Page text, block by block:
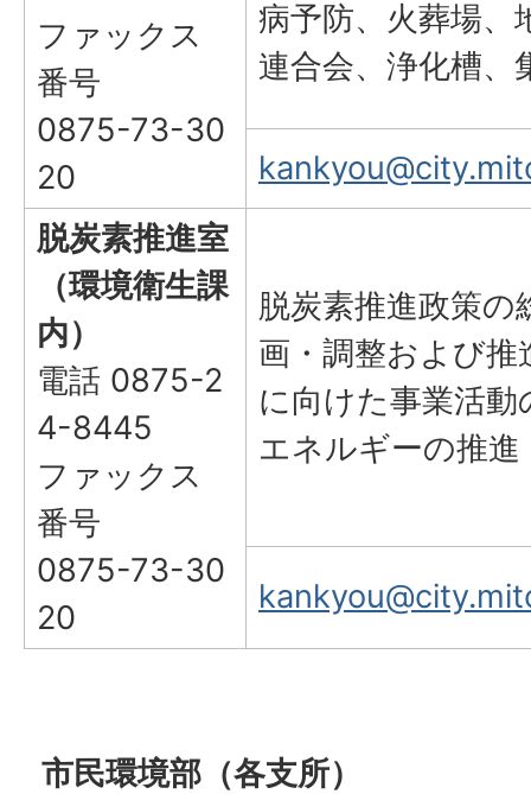
ファックス
番号
0875-73-30
20
病予防、火葬場、
連合会、浄化槽、
脱炭素推進室
（環境衛生課
内）
電話 0875-2
4-8445
ファックス
番号
0875-73-30
20
脱炭素推進政策の
画・調整および推
に向けた事業活動
エネルギーの推進
市民環境部（各支所）